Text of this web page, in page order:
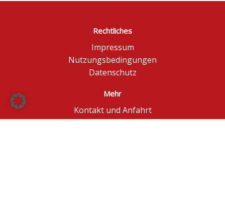
Rechtliches
Impressum
Nutzungsbedingungen
Datenschutz
Mehr
Kontakt und Anfahrt
Börse Düsseldorf